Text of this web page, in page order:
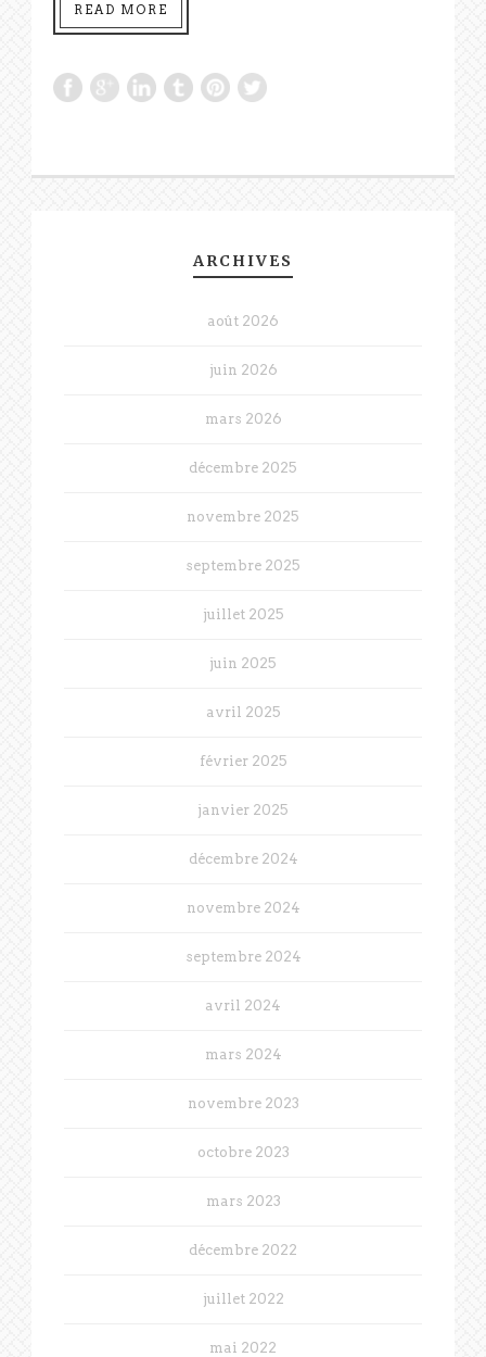
READ MORE
ARCHIVES
août 2026
juin 2026
mars 2026
décembre 2025
novembre 2025
septembre 2025
juillet 2025
juin 2025
avril 2025
février 2025
janvier 2025
décembre 2024
novembre 2024
septembre 2024
avril 2024
mars 2024
novembre 2023
octobre 2023
mars 2023
décembre 2022
juillet 2022
mai 2022